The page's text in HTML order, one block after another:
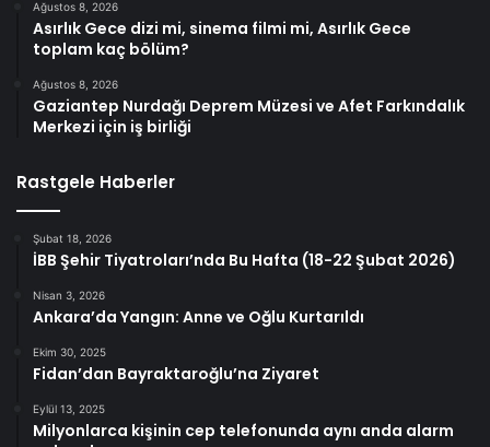
Ağustos 8, 2026
Asırlık Gece dizi mi, sinema filmi mi, Asırlık Gece
toplam kaç bölüm?
Ağustos 8, 2026
Gaziantep Nurdağı Deprem Müzesi ve Afet Farkındalık
Merkezi için iş birliği
Rastgele Haberler
Şubat 18, 2026
İBB Şehir Tiyatroları’nda Bu Hafta (18-22 Şubat 2026)
Nisan 3, 2026
Ankara’da Yangın: Anne ve Oğlu Kurtarıldı
Ekim 30, 2025
Fidan’dan Bayraktaroğlu’na Ziyaret
Eylül 13, 2025
Milyonlarca kişinin cep telefonunda aynı anda alarm